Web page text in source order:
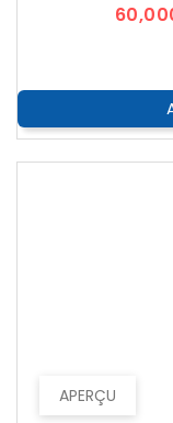
APERÇU